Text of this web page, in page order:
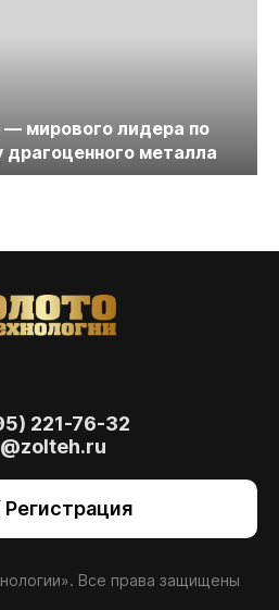
мирового лидера по
драгоценного металла
221-76-32
Все права защищены
сайта и улучшения
на использование